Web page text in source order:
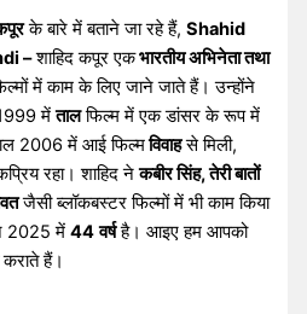
के बारे में बताने जा रहे हैं,Shahid
–शाहिद कपूर एकभारतीय अभिनेता तथा
में काम के लिए जाने जाते हैं। उन्होंने
मेंतालफिल्म में एक डांसर के रूप में
2006 में आई फिल्मविवाहसे मिली,
रहा। शाहिद नेकबीर सिंह, तेरी बातों
जैसी ब्लॉकबस्टर फिल्मों में भी काम किया
2025 में44 वर्षहै। आइए हम आपको
हैं।